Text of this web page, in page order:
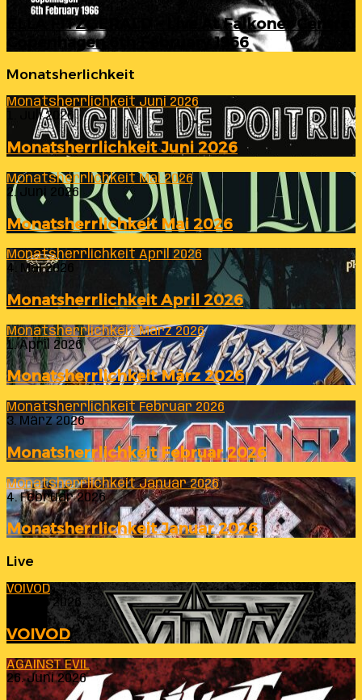
ELLA FITZGERALD – Live At Falkoner Centre
Copenhagen 6th February 1966
Monatsherlichkeit
Monatsherrlichkeit Juni 2026
1. Juli 2026
Monatsherrlichkeit Juni 2026
Monatsherrlichkeit Mai 2026
2. Juni 2026
Monatsherrlichkeit Mai 2026
Monatsherrlichkeit April 2026
4. Mai 2026
Monatsherrlichkeit April 2026
Monatsherrlichkeit März 2026
1. April 2026
Monatsherrlichkeit März 2026
Monatsherrlichkeit Februar 2026
3. März 2026
Monatsherrlichkeit Februar 2026
Monatsherrlichkeit Januar 2026
4. Februar 2026
Monatsherrlichkeit Januar 2026
Live
VOIVOD
23. Juli 2026
VOIVOD
AGAINST EVIL
26. Juni 2026